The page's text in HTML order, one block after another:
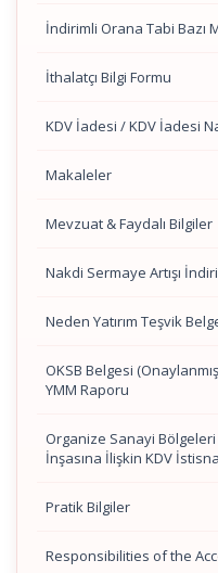
İndirimli Orana Tabi Bazı
İthalatçı Bilgi Formu
KDV İadesi / KDV İadesi
Makaleler
Mevzuat & Faydalı Bilgiler
Nakdi Sermaye Artışı
Neden Yatırım Teşvik
OKSB Belgesi
YMM Raporu
Organize Sanayi
İnşasına İlişkin KDV
Pratik Bilgiler
Responsibilities of the